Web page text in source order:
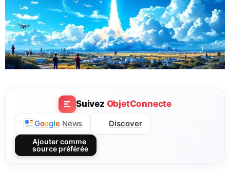
Suivez ObjetConnecte
Google News Discover
Ajouter comme
source préférée